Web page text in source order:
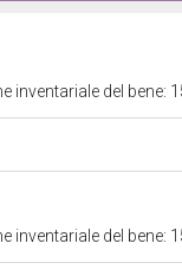
inventariale del bene:
inventariale del bene: